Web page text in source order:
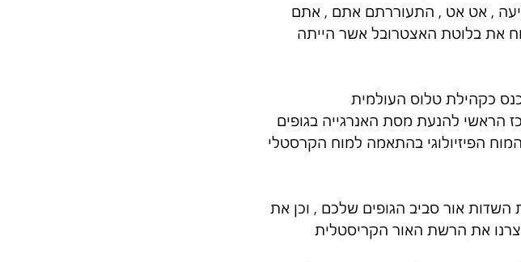
, אט אט , התעוררתם אתם , אתם
את בלוטת האצטרובל אשר הייתה
כקהילת טלוס העולמית
להנעת מסת האנרגייה בגופים
הפיזיולוגי בהתאמה למוח הקרסטלי
אור סביב הגופים שלכם , וכן את
את הרשת האור הקריסטלית